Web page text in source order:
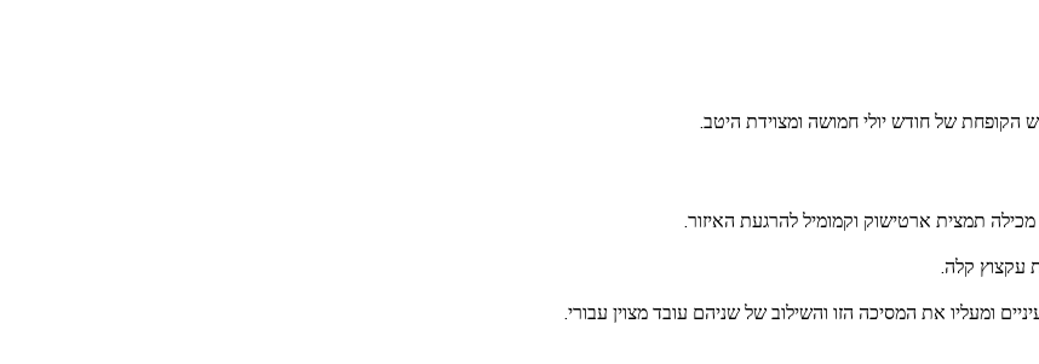
הקופחת של חודש יולי חמושה ומצוידת היטב.
מכילה תמצית ארטישוק וקמומיל להרגעת האיזור.
עקצוץ קלה.